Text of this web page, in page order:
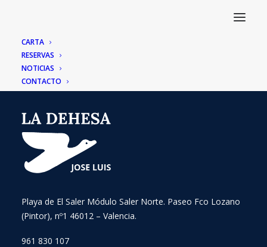
CARTA
RESERVAS
NOTICIAS
CONTACTO
Playa de El Saler Módulo Saler Norte. Paseo Fco Lozano
(Pintor), nº1 46012 – Valencia.
961 830 107